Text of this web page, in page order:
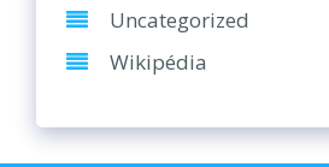
Uncategorized
Wikipédia